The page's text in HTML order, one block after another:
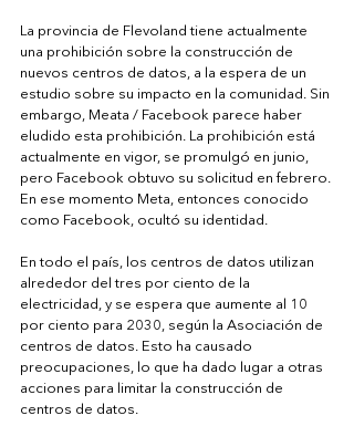
La provincia de Flevoland tiene actualmente
una prohibición sobre la construcción de
nuevos centros de datos, a la espera de un
estudio sobre su impacto en la comunidad. Sin
embargo, Meata / Facebook parece haber
eludido esta prohibición. La prohibición está
actualmente en vigor, se promulgó en junio,
pero Facebook obtuvo su solicitud en febrero.
En ese momento Meta, entonces conocido
como Facebook, ocultó su identidad.
En todo el país, los centros de datos utilizan
alrededor del tres por ciento de la
electricidad, y se espera que aumente al 10
por ciento para 2030, según la Asociación de
centros de datos. Esto ha causado
preocupaciones, lo que ha dado lugar a otras
acciones para limitar la construcción de
centros de datos.